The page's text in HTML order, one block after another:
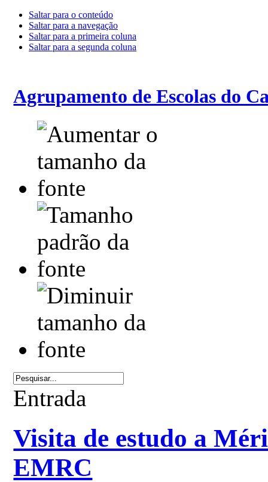
Saltar para o conteúdo
Saltar para a navegação
Saltar para a primeira coluna
Saltar para a segunda coluna
Agrupamento de Escolas do
Entrada
Visita de estudo a
EMRC